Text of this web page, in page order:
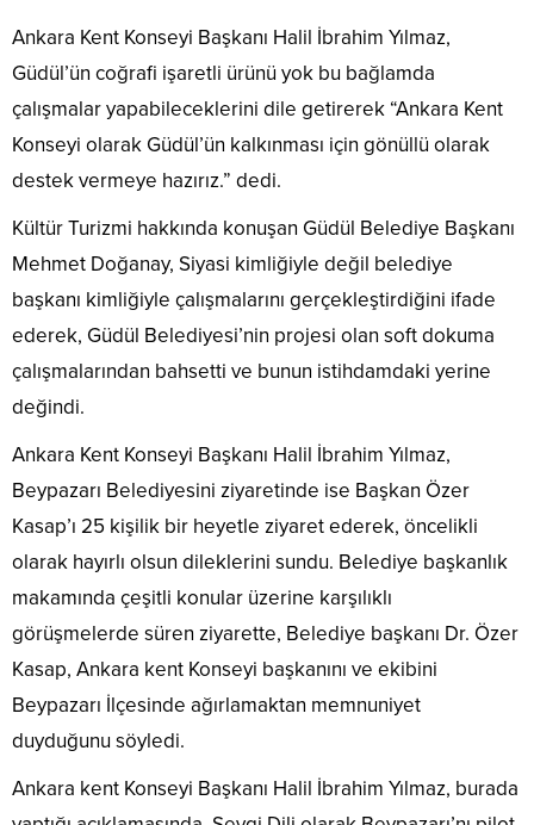
Ankara Kent Konseyi Başkanı Halil İbrahim Yılmaz,
Güdül’ün coğrafi işaretli ürünü yok bu bağlamda
çalışmalar yapabileceklerini dile getirerek “Ankara Kent
Konseyi olarak Güdül’ün kalkınması için gönüllü olarak
destek vermeye hazırız.” dedi.
Kültür Turizmi hakkında konuşan Güdül Belediye Başkanı
Mehmet Doğanay, Siyasi kimliğiyle değil belediye
başkanı kimliğiyle çalışmalarını gerçekleştirdiğini ifade
ederek, Güdül Belediyesi’nin projesi olan soft dokuma
çalışmalarından bahsetti ve bunun istihdamdaki yerine
değindi.
Ankara Kent Konseyi Başkanı Halil İbrahim Yılmaz,
Beypazarı Belediyesini ziyaretinde ise Başkan Özer
Kasap’ı 25 kişilik bir heyetle ziyaret ederek, öncelikli
olarak hayırlı olsun dileklerini sundu. Belediye başkanlık
makamında çeşitli konular üzerine karşılıklı
görüşmelerde süren ziyarette, Belediye başkanı Dr. Özer
Kasap, Ankara kent Konseyi başkanını ve ekibini
Beypazarı İlçesinde ağırlamaktan memnuniyet
duyduğunu söyledi.
Ankara kent Konseyi Başkanı Halil İbrahim Yılmaz, burada